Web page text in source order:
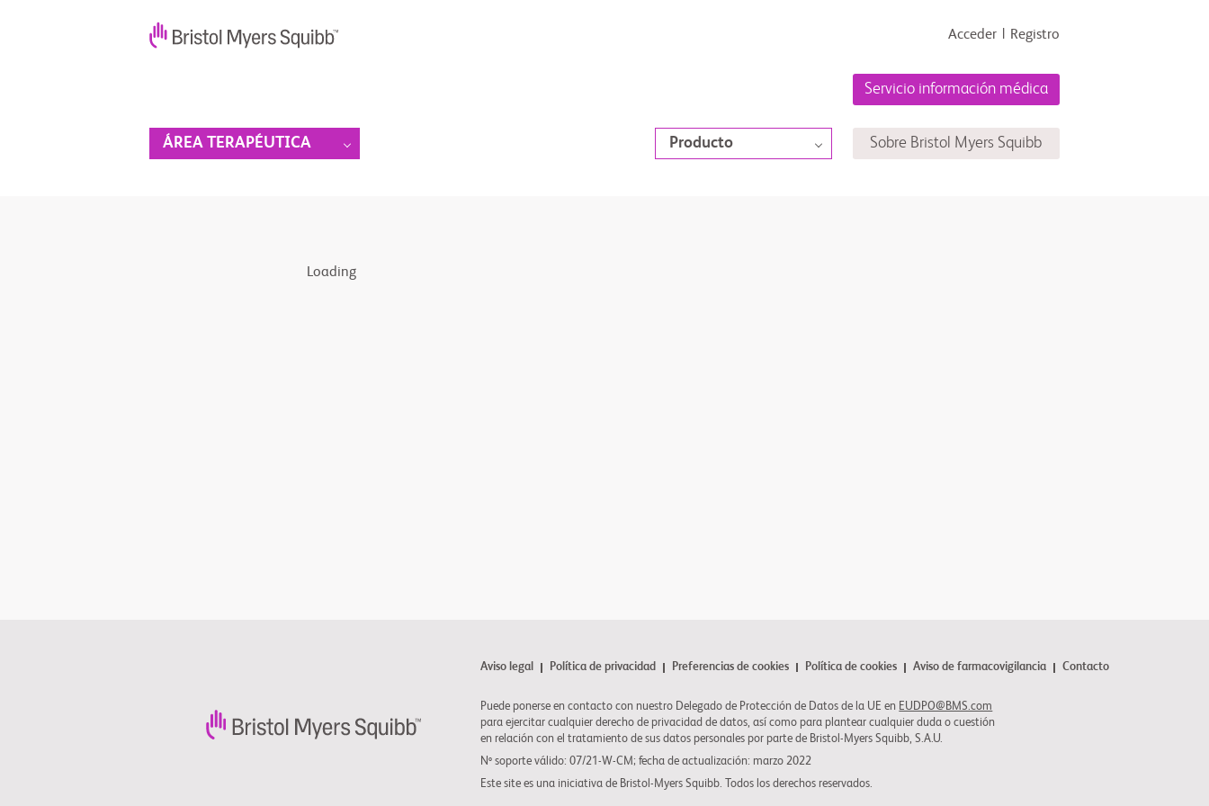
Acceder Registro
ÁREA TERAPÉUTICA Producto
Servicio información médica
Sobre Bristol Myers Squibb
Loading
Aviso legal Política de privacidad Preferencias de cookies Política de cookies Aviso de farmacovigilancia Contacto
Puede ponerse en contacto con nuestro Delegado de Protección de Datos de la UE en EUDPO@BMS.com
para ejercitar cualquier derecho de privacidad de datos, así como para plantear cualquier duda o cuestión
en relación con el tratamiento de sus datos personales por parte de Bristol-Myers Squibb, S.A.U.
Nº soporte válido: 07/21-W-CM; fecha de actualización: marzo 2022
Este site es una iniciativa de Bristol-Myers Squibb. Todos los derechos reservados.